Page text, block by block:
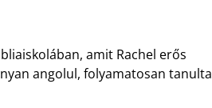
amit Rachel erős
angolul, folyamatosan tanulta